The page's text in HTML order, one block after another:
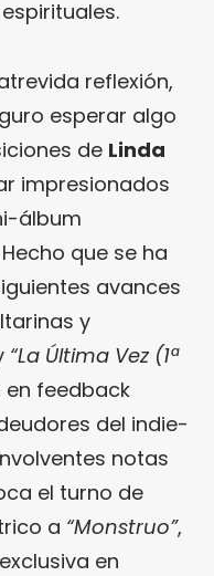
reflexión,
esperar algo
de Linda
impresionados
álbum
que se ha
avances
y
“La Última Vez (1ª
en feedback
del indie-
notas
el turno de
a “Monstruo”,
en